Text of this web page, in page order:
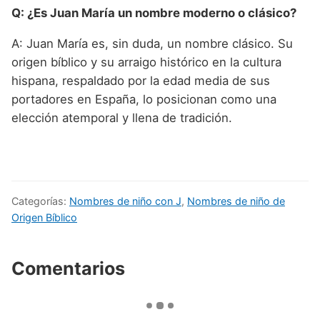
Q: ¿Es Juan María un nombre moderno o clásico?
A: Juan María es, sin duda, un nombre clásico. Su
origen bíblico y su arraigo histórico en la cultura
hispana, respaldado por la edad media de sus
portadores en España, lo posicionan como una
elección atemporal y llena de tradición.
Categorías: Nombres de niño con J, Nombres de niño de
Origen Bíblico
Comentarios